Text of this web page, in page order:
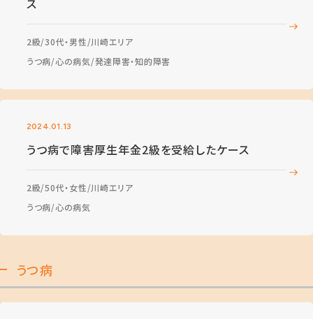
ス
2級 30代・男性 川崎エリア
うつ病 心の病気 発達障害・知的障害
2024.01.13
うつ病で障害厚生年金2級を受給したケース
2級 50代・女性 川崎エリア
うつ病 心の病気
うつ病